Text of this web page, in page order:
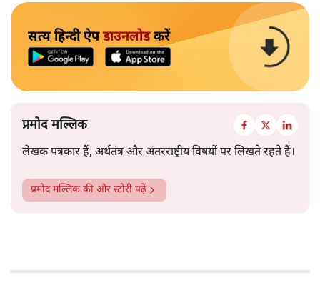
सत्य हिन्दी ऐपडाउनलोडकरें
प्रमोद मल्लिक
लेखक पत्रकार हैं, अर्थतंत्र और अंतरराष्ट्रीय विषयों पर लिखते रहते हैं।
प्रमोद मल्लिक की और स्टोरी पढ़ें